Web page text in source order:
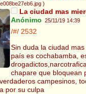
)
La ciudad mas
Anónimo 25/11/19 14:39
/#/ 2532
Sin duda la ciudad
país es cochabamba,
chapare que bloquean
campesinos,
por su culpa